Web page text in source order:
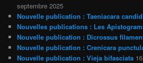
septembre 2025
Nouvelle publication : Taeniacara
Nouvelles publications : Les
Nouvelle publication : Dicrossus
Nouvelle publication : Crenicara
Nouvelle publication : Vieja bifasciata